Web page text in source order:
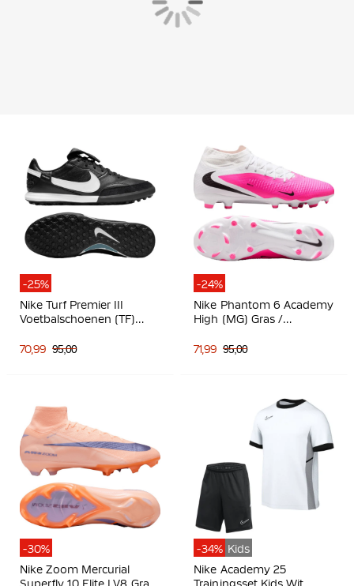
-25%
Nike Turf Premier III
Voetbalschoenen (TF)
70,99 95,00
-24%
Nike Phantom 6 Academy
High (MG) Gras /
Voetbalschoenen Wit
71,99 95,00
-30%
Nike Zoom Mercurial
Superfly 10 Elite LV8 Gras
-34% Kids
Nike Academy 25
Trainingsset Kids Wit